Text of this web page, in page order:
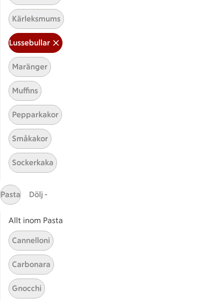
Lussebullar
Här hittar du alla goda recept du har sparat och
Sidfot
Start
Få snabbt svar
FAQ
Kärleksmums
Lussebullar
Maränger
Muffins
Pepparkakor
Småkakor
Sockerkaka
Pasta Dölj -
Allt inom Pasta
Cannelloni
Carbonara
Gnocchi